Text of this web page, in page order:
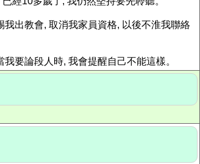
出教會, 取消我家員資格, 以後不淮我聯絡
要論段人時, 我會提醒自己不能這樣。